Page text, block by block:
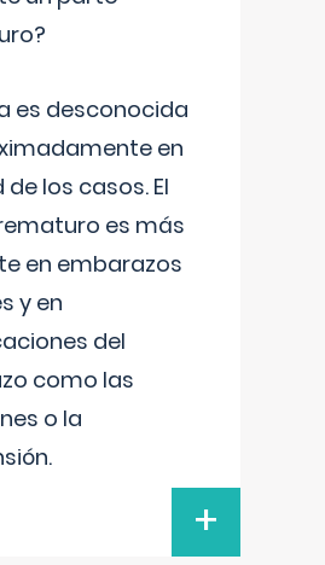
es desconocida
en
los casos. El
es más
en embarazos
y en
del
como las
o la
+